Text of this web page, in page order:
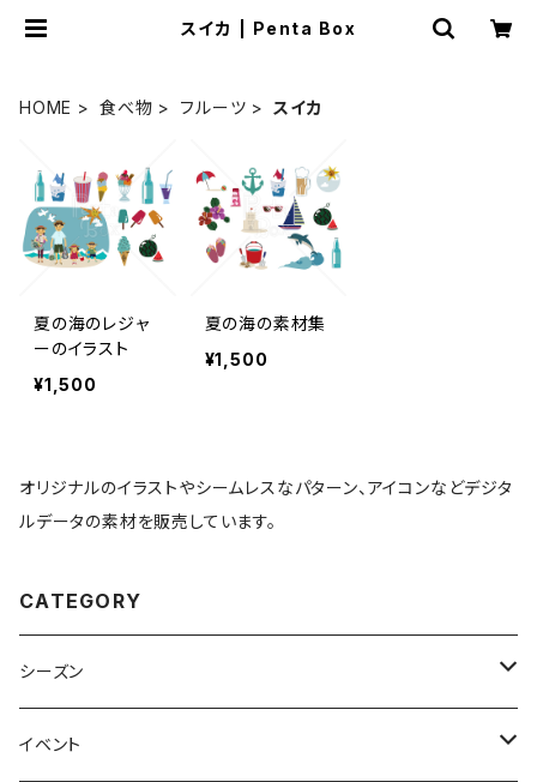
スイカ | Penta Box
HOME 食べ物 フルーツ スイカ
夏の海のレジャ
ーのイラスト
¥1,500
夏の海の素材集
¥1,500
オリジナルのイラストやシームレスなパターン、アイコンなどデジタ
ルデータの素材を販売しています。
CATEGORY
シーズン
春
イベント